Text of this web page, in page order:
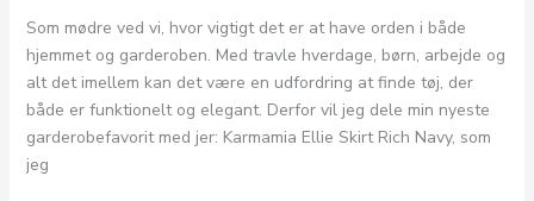
Som mødre ved vi, hvor vigtigt det er at have orden i både
hjemmet og garderoben. Med travle hverdage, børn, arbejde og
alt det imellem kan det være en udfordring at finde tøj, der
både er funktionelt og elegant. Derfor vil jeg dele min nyeste
garderobefavorit med jer: Karmamia Ellie Skirt Rich Navy, som
jeg